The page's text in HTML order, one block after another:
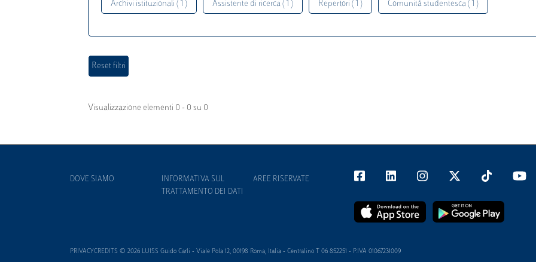
Archivi istituzionali ( 1 ) Assistente di ricerca ( 1 ) Repertori ( 1 ) Comunità studentesca ( 1 )
Visualizzazione elementi 0 - 0 su 0
DOVE SIAMO
INFORMATIVA SUL
TRATTAMENTO DEI DATI
AREE RISERVATE
PRIVACYCREDITS © 2026 LUISS Guido Carli - Viale Pola 12, 00198 Roma, Italia - Centralino T 06 852251 - P.IVA 01067231009